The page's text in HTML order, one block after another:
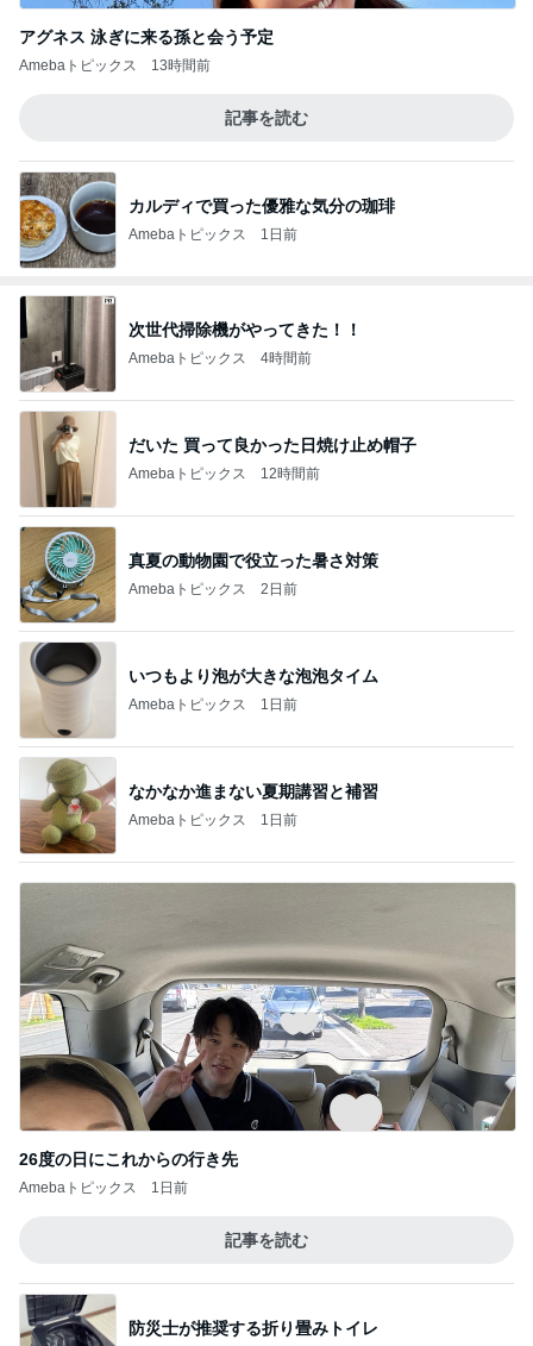
アグネス 泳ぎに来る孫と会う予定
Amebaトピックス 13時間前
記事を読む
カルディで買った優雅な気分の珈琲
Amebaトピックス 1日前
次世代掃除機がやってきた！！
Amebaトピックス 4時間前
だいた 買って良かった日焼け止め帽子
Amebaトピックス 12時間前
真夏の動物園で役立った暑さ対策
Amebaトピックス 2日前
いつもより泡が大きな泡泡タイム
Amebaトピックス 1日前
なかなか進まない夏期講習と補習
Amebaトピックス 1日前
26度の日にこれからの行き先
Amebaトピックス 1日前
記事を読む
防災士が推奨する折り畳みトイレ